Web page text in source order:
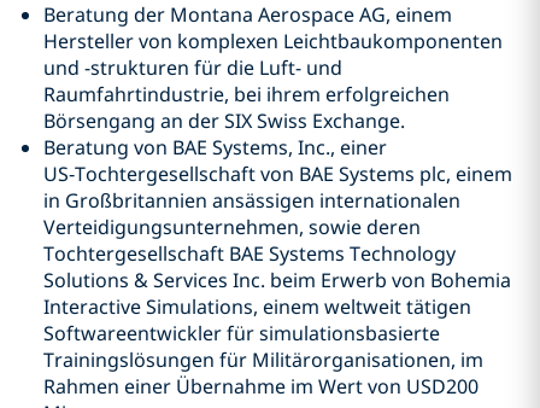
Beratung der Montana Aerospace AG, einem
Hersteller von komplexen Leichtbaukomponenten
und -strukturen für die Luft- und
Raumfahrtindustrie, bei ihrem erfolgreichen
Börsengang an der SIX Swiss Exchange.
Beratung von BAE Systems, Inc., einer
US‑Tochtergesellschaft von BAE Systems plc, einem
in Großbritannien ansässigen internationalen
Verteidigungsunternehmen, sowie deren
Tochtergesellschaft BAE Systems Technology
Solutions & Services Inc. beim Erwerb von Bohemia
Interactive Simulations, einem weltweit tätigen
Softwareentwickler für simulationsbasierte
Trainingslösungen für Militärorganisationen, im
Rahmen einer Übernahme im Wert von USD200